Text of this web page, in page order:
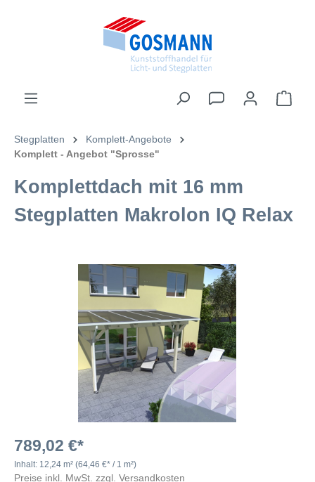
Stegplatten
Komplett-Angebote
Komplett - Angebot "Sprosse"
Komplettdach mit 16 mm
Stegplatten Makrolon IQ Relax
789,02 €*
Inhalt: 12,24 m² (64,46 €* / 1 m²)
Preise inkl. MwSt. zzgl. Versandkosten